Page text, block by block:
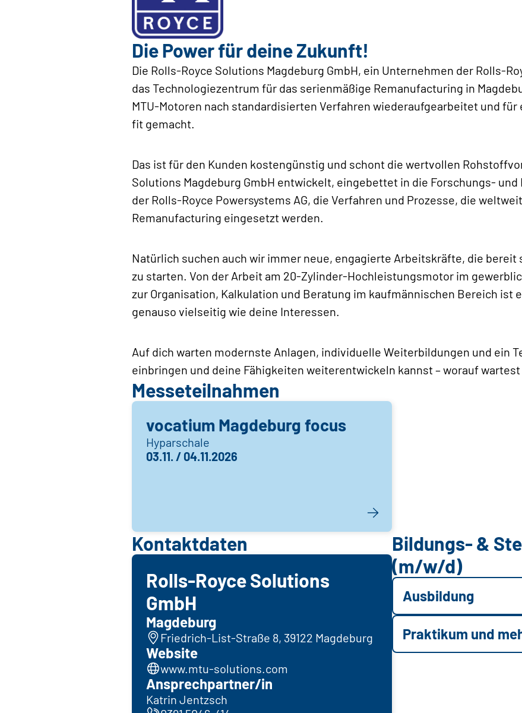
Die Power für deine Zukunft!
Die Rolls-Royce Solutions Magdeburg GmbH, ein Unternehmen der Rolls-
das Technologiezentrum für das serienmäßige Remanufacturing in
MTU-Motoren nach standardisierten Verfahren wiederaufgearbeitet und
fit gemacht.
Das ist für den Kunden kostengünstig und schont die wertvollen
Solutions Magdeburg GmbH entwickelt, eingebettet in die Forschungs-
der Rolls-Royce Powersystems AG, die Verfahren und Prozesse, die
Remanufacturing eingesetzt werden.
Natürlich suchen auch wir immer neue, engagierte Arbeitskräfte, die bereit
zu starten. Von der Arbeit am 20-Zylinder-Hochleistungsmotor im
zur Organisation, Kalkulation und Beratung im kaufmännischen Bereich ist
genauso vielseitig wie deine Interessen.
Auf dich warten modernste Anlagen, individuelle Weiterbildungen und ein
einbringen und deine Fähigkeiten weiterentwickeln kannst – worauf wartest
Messeteilnahmen
vocatium Magdeburg focus
Hyparschale
03.11. / 04.11.2026
Kontaktdaten
Rolls-Royce Solutions
GmbH
Magdeburg
Friedrich-List-Straße 8, 39122 Magdeburg
Website
www.mtu-solutions.com
Ansprechpartner/in
Katrin Jentzsch
Bildungs- &
(m/w/d)
Ausbildung
Praktikum und